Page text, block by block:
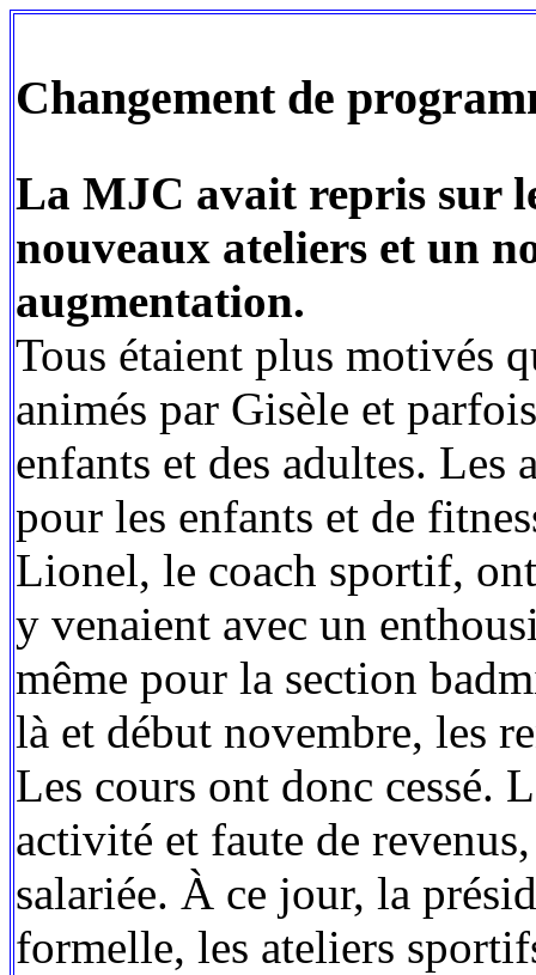
‌Changement de
La MJC avait repris sur
nouveaux ateliers et un
augmentation.
Tous étaient plus motivés
animés par Gisèle et
enfants et des adultes. Les
pour les enfants et de
Lionel, le coach sportif,
y venaient avec un
même pour la section
là et début novembre, les
Les cours ont donc cessé.
activité et faute de
salariée. À ce jour, la
formelle, les ateliers